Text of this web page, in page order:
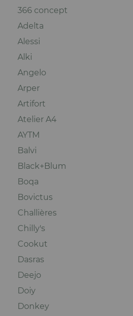
366 concept
Adelta
Alessi
Alki
Angelo
Arper
Artifort
Atelier A4
AYTM
Balvi
Black+Blum
Boqa
Bovictus
Challières
Chilly's
Cookut
Dasras
Deejo
Doiy
Donkey